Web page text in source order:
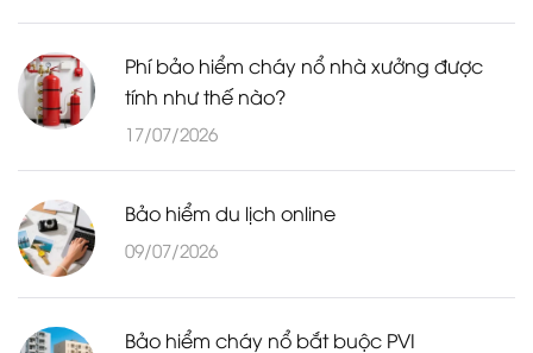
Phí bảo hiểm cháy nổ nhà xưởng được
tính như thế nào?
17/07/2026
Bảo hiểm du lịch online
09/07/2026
Bảo hiểm cháy nổ bắt buộc PVI